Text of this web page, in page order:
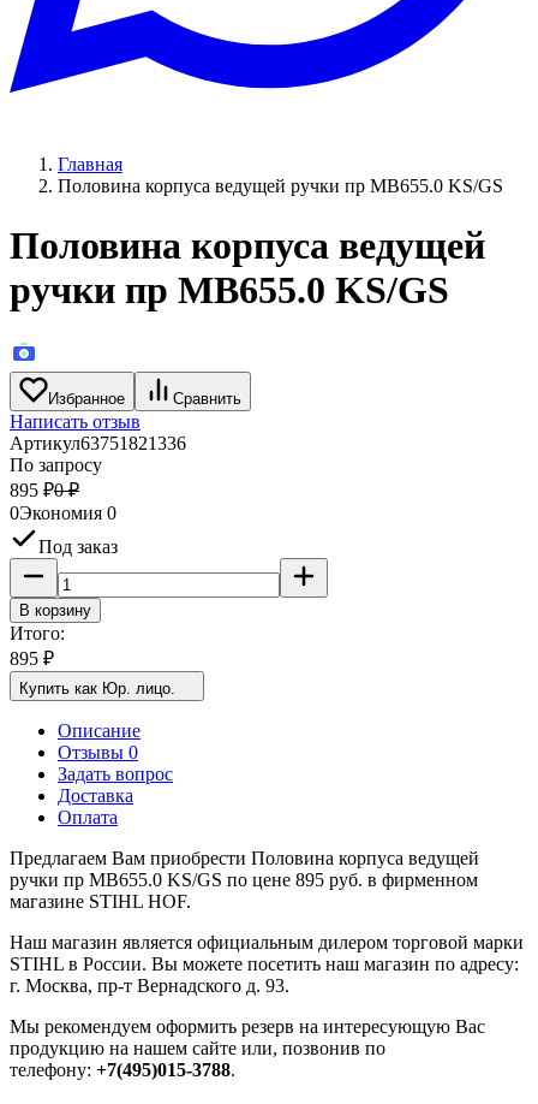
Главная
Половина корпуса ведущей ручки пр МВ655.0 KS/GS
Половина корпуса ведущей
ручки пр МВ655.0 KS/GS
Избранное Сравнить
Написать отзыв
Артикул63751821336
По запросу
895 ₽0 ₽
0Экономия 0
Под заказ
В корзину
Итого:
895 ₽
Купить как Юр. лицо.
Описание
Отзывы 0
Задать вопрос
Доставка
Оплата
Предлагаем Вам приобрести Половина корпуса ведущей
ручки пр МВ655.0 KS/GS по цене 895 руб. в фирменном
магазине STIHL HOF.
Наш магазин является официальным дилером торговой марки
STIHL в России. Вы можете посетить наш магазин по адресу:
г. Москва, пр-т Вернадского д. 93.
Мы рекомендуем оформить резерв на интересующую Вас
продукцию на нашем сайте или, позвонив по
телефону: +7(495)015-3788.